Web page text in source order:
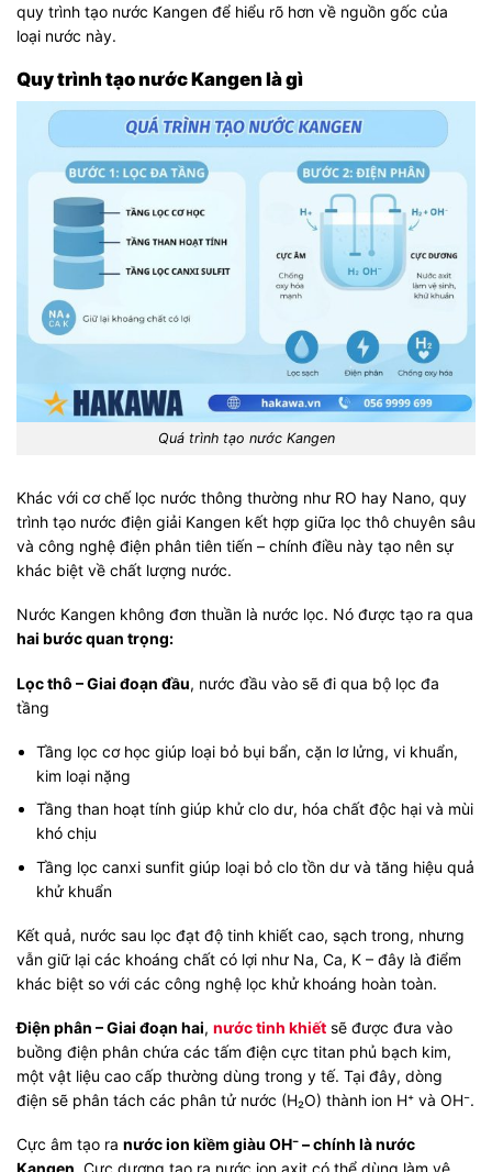
quy trình tạo nước Kangen để hiểu rõ hơn về nguồn gốc của
loại nước này.
Quy trình tạo nước Kangen là gì
Quá trình tạo nước Kangen
Khác với cơ chế lọc nước thông thường như RO hay Nano, quy
trình tạo nước điện giải Kangen kết hợp giữa lọc thô chuyên sâu
và công nghệ điện phân tiên tiến – chính điều này tạo nên sự
khác biệt về chất lượng nước.
Nước Kangen không đơn thuần là nước lọc. Nó được tạo ra qua
hai bước quan trọng:
Lọc thô – Giai đoạn đầu, nước đầu vào sẽ đi qua bộ lọc đa
tầng
Tầng lọc cơ học giúp loại bỏ bụi bẩn, cặn lơ lửng, vi khuẩn,
kim loại nặng
Tầng than hoạt tính giúp khử clo dư, hóa chất độc hại và mùi
khó chịu
Tầng lọc canxi sunfit giúp loại bỏ clo tồn dư và tăng hiệu quả
khử khuẩn
Kết quả, nước sau lọc đạt độ tinh khiết cao, sạch trong, nhưng
vẫn giữ lại các khoáng chất có lợi như Na, Ca, K – đây là điểm
khác biệt so với các công nghệ lọc khử khoáng hoàn toàn.
Điện phân – Giai đoạn hai, nước tinh khiết sẽ được đưa vào
buồng điện phân chứa các tấm điện cực titan phủ bạch kim,
một vật liệu cao cấp thường dùng trong y tế. Tại đây, dòng
điện sẽ phân tách các phân tử nước (H₂O) thành ion H⁺ và OH⁻.
Cực âm tạo ra nước ion kiềm giàu OH⁻ – chính là nước